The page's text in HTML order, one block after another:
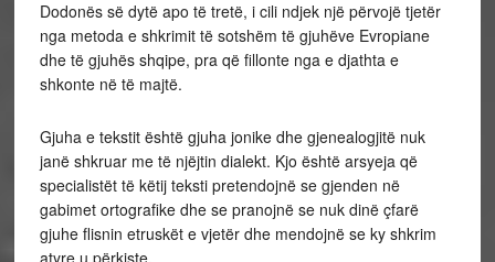
Dodonës së dytë apo të tretë, i cili ndjek një përvojë tjetër
nga metoda e shkrimit të sotshëm të gjuhëve Evropiane
dhe të gjuhës shqipe, pra që fillonte nga e djathta e
shkonte në të majtë.
Gjuha e tekstit është gjuha jonike dhe gjenealogjitë nuk
janë shkruar me të njëjtin dialekt. Kjo është arsyeja që
specialistët të këtij teksti pretendojnë se gjenden në
gabimet ortografike dhe se pranojnë se nuk dinë çfarë
gjuhe flisnin etruskët e vjetër dhe mendojnë se ky shkrim
atyre u përkiste.